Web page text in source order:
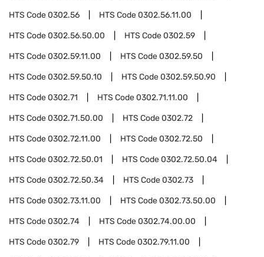
HTS Code0302.56 HTS Code0302.56.11.00
HTS Code0302.56.50.00 HTS Code0302.59
HTS Code0302.59.11.00 HTS Code0302.59.50
HTS Code0302.59.50.10 HTS Code0302.59.50.90
HTS Code0302.71 HTS Code0302.71.11.00
HTS Code0302.71.50.00 HTS Code0302.72
HTS Code0302.72.11.00 HTS Code0302.72.50
HTS Code0302.72.50.01 HTS Code0302.72.50.04
HTS Code0302.72.50.34 HTS Code0302.73
HTS Code0302.73.11.00 HTS Code0302.73.50.00
HTS Code0302.74 HTS Code0302.74.00.00
HTS Code0302.79 HTS Code0302.79.11.00